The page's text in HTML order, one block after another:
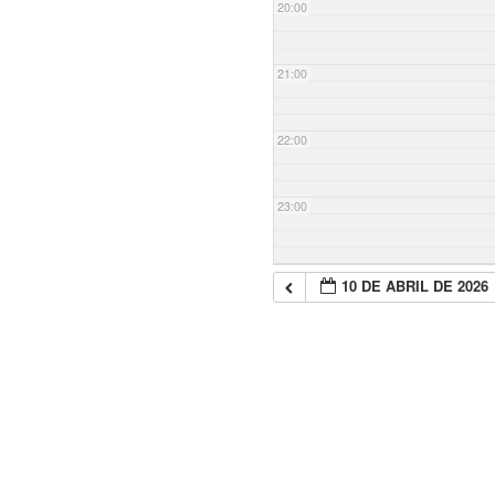
20:00
21:00
22:00
23:00
10 DE ABRIL DE 2026